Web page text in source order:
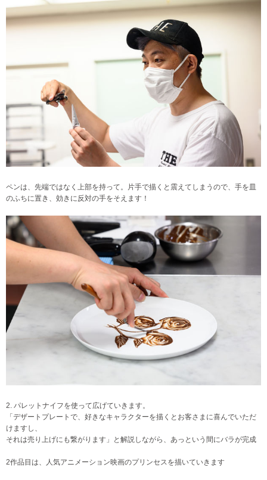
ペンは、先端ではなく上部を持って。片手で描くと震えてしまうので、手を皿
のふちに置き、効きに反対の手をそえます！
2. パレットナイフを使って広げていきます。
「デザートプレートで、好きなキャラクターを描くとお客さまに喜んでいただ
けますし、
それは売り上げにも繋がります」と解説しながら、あっという間にバラが完成
2作品目は、人気アニメーション映画のプリンセスを描いていきます